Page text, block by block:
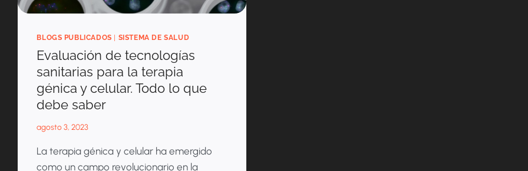
BLOGS PUBLICADOS SISTEMA DE SALUD
Evaluación de tecnologías
sanitarias para la terapia
génica y celular. Todo lo que
debe saber
agosto 3, 2023
La terapia génica y celular ha emergido
como un campo revolucionario en la